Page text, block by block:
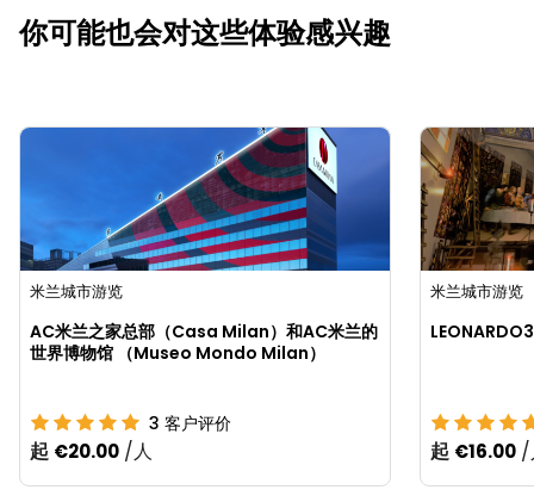
你可能也会对这些体验感兴趣
米兰城市游览
AC米兰之家总部（Casa Milan）和AC米兰的
世界博物馆 （Museo Mondo Milan）
3 客户评价
起 €20.00 /人
米兰城市游览
起 €16.00 /